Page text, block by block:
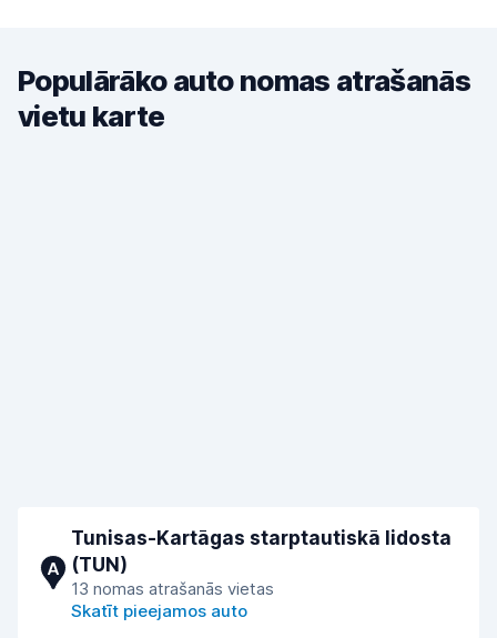
Populārāko auto nomas atrašanās
vietu karte
A
Tunisas-Kartāgas starptautiskā lidosta
(TUN)
13 nomas atrašanās vietas
Skatīt pieejamos auto